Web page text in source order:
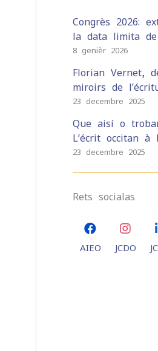
Congrès 2026:
la data limita de
8 genièr 2026
Florian Vernet,
miroirs de
23 decembre 2025
Que aisí o
L’écrit occitan
23 decembre 2025
Rets socialas
AIEO JCDO